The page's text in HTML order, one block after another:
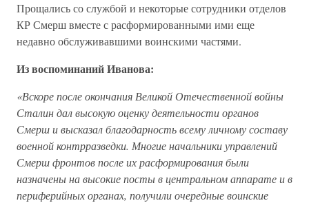
Прощались со службой и некоторые сотрудники отделов
КР Смерш вместе с расформированными ими еще
недавно обслуживавшими воинскими частями.
Из воспоминаний Иванова:
«Вскоре после окончания Великой Отечественной войны
Сталин дал высокую оценку деятельности органов
Смерш и высказал благодарность всему личному составу
военной контрразведки. Многие начальники управлений
Смерш фронтов после их расформирования были
назначены на высокие посты в центральном аппарате и в
периферийных органах, получили очередные воинские